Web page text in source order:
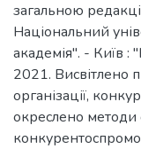
загальною
Національний
академія". - Київ :
2021. Висвітлено
організації,
окреслено